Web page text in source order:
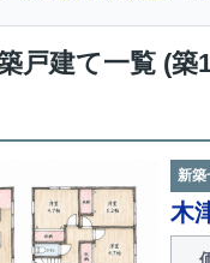
戸建て一覧 (築
新築
木